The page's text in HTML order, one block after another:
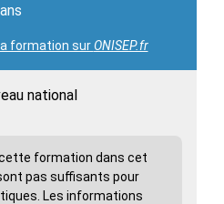
formation surONISEP.fr
national
formation dans cet
pas suffisants pour
Les informations